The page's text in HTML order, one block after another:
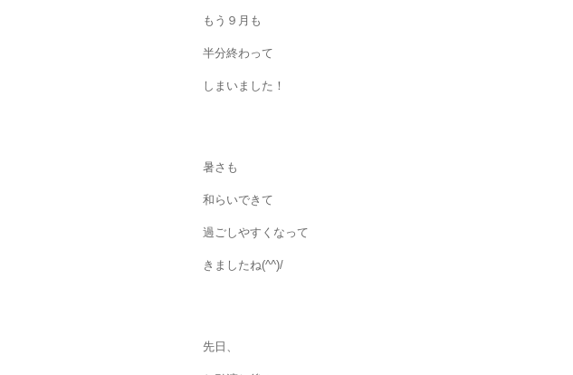
もう９月も
半分終わって
しまいました！
暑さも
和らいできて
過ごしやすくなって
きましたね(^^)/
先日、